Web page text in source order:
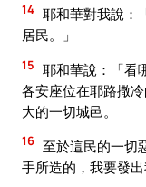
14 耶和華對我說：
居民。」
15 耶和華說：「看
各安座位在耶路撒
大的一切城邑。
16 至於這民的一切
手所造的，我要發出